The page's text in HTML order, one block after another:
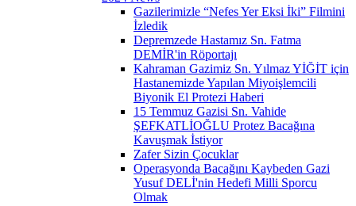
Gazilerimizle “Nefes Yer Eksi İki” Filmini
İzledik
Depremzede Hastamız Sn. Fatma
DEMİR'in Röportajı
Kahraman Gazimiz Sn. Yılmaz YİĞİT için
Hastanemizde Yapılan Miyoişlemcili
Biyonik El Protezi Haberi
15 Temmuz Gazisi Sn. Vahide
ŞEFKATLİOĞLU Protez Bacağına
Kavuşmak İstiyor
Zafer Sizin Çocuklar
Operasyonda Bacağını Kaybeden Gazi
Yusuf DELİ'nin Hedefi Milli Sporcu
Olmak